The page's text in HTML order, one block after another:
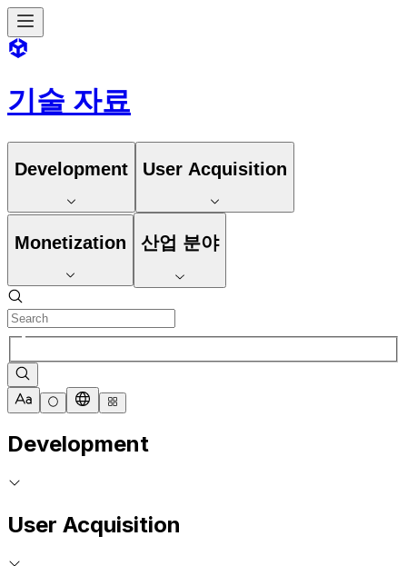
기술 자료
Development User Acquisition
Monetization 산업 분야
Development
User Acquisition